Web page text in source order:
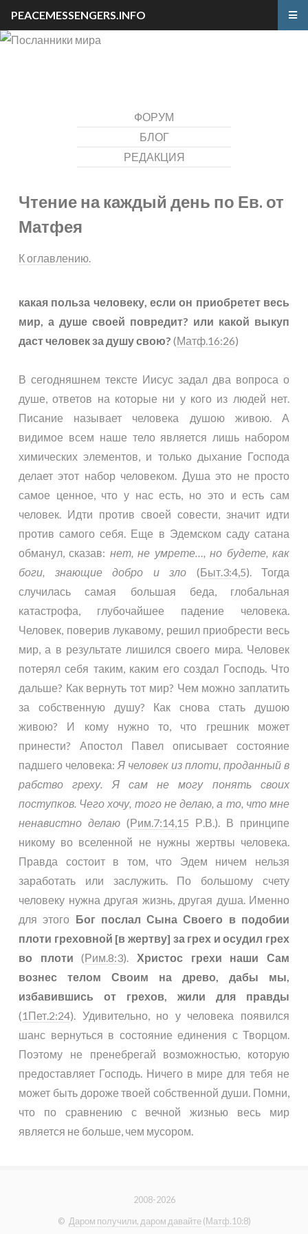
ФОРУМ
БЛОГ
РЕДАКЦИЯ
Чтение на каждый день по Ев. от
Матфея
К оглавлению.
какая польза человеку, если он приобретет весь
мир, а душе своей повредит? или какой выкуп
даст человек за душу свою? (Матф.16:26)
В сегодняшнем тексте Иисус задал два вопроса о
душе, ответов на которые ни у кого из людей нет.
Писание называет человека душою живою. А
видимое всем наше тело является лишь набором
химических элементов, и только дыхание Господа
делает этот набор человеком. Душа это не просто
самое ценное, что у нас есть, но это и есть сам
человек. Идти против своей совести, значит идти
против самого себя. Еще в Эдемском саду сатана
обманул, сказав: нет, не умрете…, но будете, как
боги, знающие добро и зло (Быт.3:4,5). Тогда
случилась самая большая беда, глобальная
катастрофа, глубочайшее падение человека.
Человек, поверив лукавому, решил приобрести весь
мир, а в результате лишился своего мира. Человек
потерял себя таким, каким его создал Господь. Что
дальше? Как вернуть тот мир? Чем можно заплатить
за собственную душу? Как снова стать душою
живою? И кому нужно то, что грешник может
принести? Апостол Павел описывает состояние
падшего человека: Я человек из плоти, проданный в
рабство греху. Я сам не могу понять своих
поступков. Чего хочу, того не делаю, а то, что мне
ненавистно делаю (Рим.7:14,15 Р.В.). В принципе
никому во вселенной не нужны жертвы человека.
Правда состоит в том, что Эдем ничем нельзя
заработать или заслужить. По большому счету
человеку нужна другая жизнь, другая душа. Именно
для этого Бог послал Сына Своего в подобии
плоти греховной [в жертву] за грех и осудил грех
во плоти (Рим.8:3).Христос грехи наши Сам
вознес телом Своим на древо, дабы мы,
избавившись от грехов, жили для правды
(1Пет.2:24). Удивительно, но у человека появился
шанс вернуться в состояние единения с Творцом.
Поэтому не пренебрегай возможностью, которую
предоставляет Господь. Ничего в мире для тебя не
может быть дороже твоей собственной души. Помни,
что по сравнению с вечной жизнью весь мир
является не больше, чем мусором.
2008-2026
© Даром получили, даром давайте(Матф.10:8)
PEACEMESSENGERS.INFO